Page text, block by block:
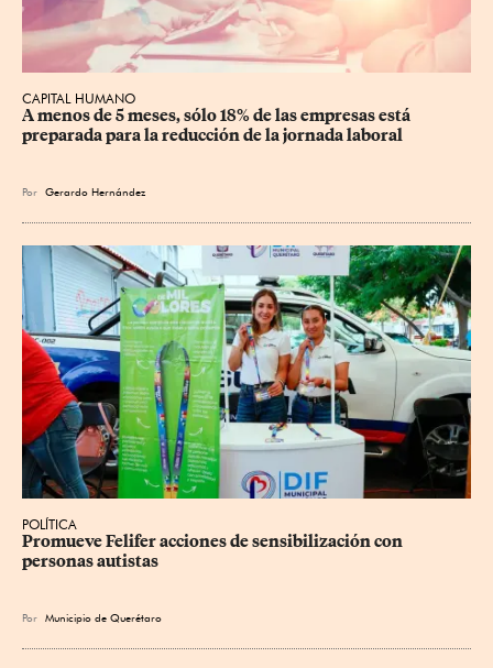
CAPITAL HUMANO
A menos de 5 meses, sólo 18% de las empresas está
preparada para la reducción de la jornada laboral
Por Gerardo Hernández
POLÍTICA
Promueve Felifer acciones de sensibilización con
personas autistas
Por Municipio de Querétaro